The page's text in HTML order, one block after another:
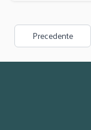
Precedente